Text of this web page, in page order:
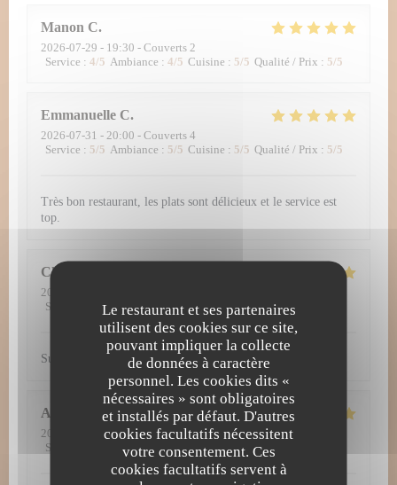
Le restaurant et ses partenaires
utilisent des cookies sur ce site,
pouvant impliquer la collecte
de données à caractère
personnel. Les cookies dits «
nécessaires » sont obligatoires
et installés par défaut. D'autres
cookies facultatifs nécessitent
votre consentement. Ces
cookies facultatifs servent à
Manon C
2026-07-29 - 19:30 - Couverts 2
Service : 4/5 Ambiance : 4/5 Cuisine : 5/5 Qualité / Prix : 5/5
Emmanuelle C
2026-07-31 - 20:00 - Couverts 4
Service : 5/5 Ambiance : 5/5 Cuisine : 5/5 Qualité / Prix : 5/5
Très bon restaurant, les plats sont délicieux et le service est
top.
Christopher
2026-07-30
Service
/5 Ambiance: 5/5 Cuisine : 5/5 Qualité / Prix
Super découverte. Tout simplement excellent !
Amy
2026-07-29
- 12:30 - Couverts 3
Service
Ambiance : 5/5 Cuisine: 5/5 Qualité / Prix